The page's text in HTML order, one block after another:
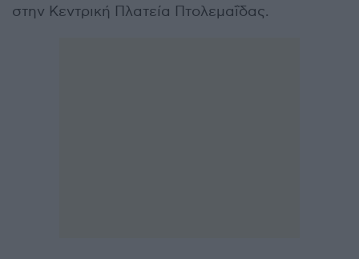
στην Κεντρική Πλατεία Πτολεμαΐδας.